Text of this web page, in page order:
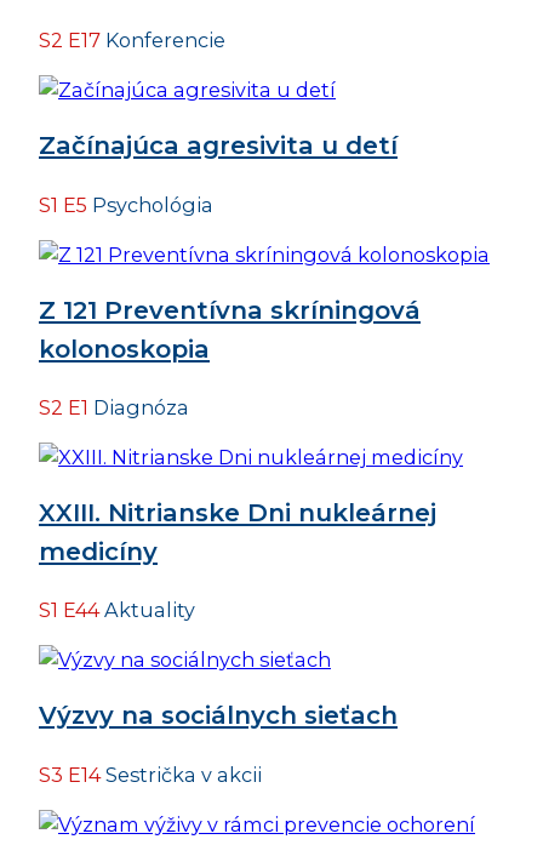
S2 E17 Konferencie
Začínajúca agresivita u detí
S1 E5 Psychológia
Z 121 Preventívna skríningová
kolonoskopia
S2 E1 Diagnóza
XXIII. Nitrianske Dni nukleárnej
medicíny
S1 E44Aktuality
Výzvy na sociálnych sieťach
S3 E14Sestrička v akcii